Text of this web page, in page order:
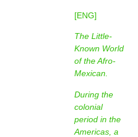
[ENG]
The Little-
Known World
of the Afro-
Mexican.
During the
colonial
period in the
Americas, a